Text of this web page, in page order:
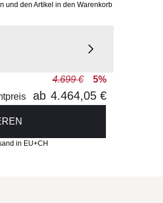
und den Artikel in den Warenkorb
4.699 €
5%
ab 4.464,05 €
in EU+CH